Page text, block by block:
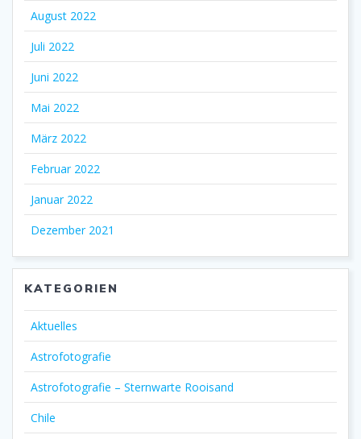
August 2022
Juli 2022
Juni 2022
Mai 2022
März 2022
Februar 2022
Januar 2022
Dezember 2021
KATEGORIEN
Aktuelles
Astrofotografie
Astrofotografie – Sternwarte Rooisand
Chile